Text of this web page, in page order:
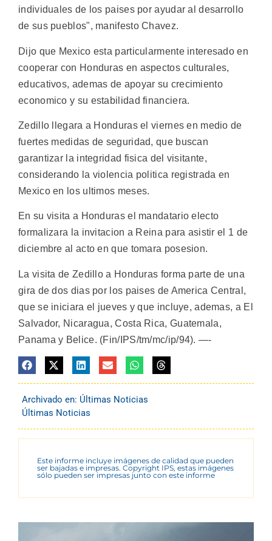
individuales de los paises por ayudar al desarrollo
de sus pueblos", manifesto Chavez.
Dijo que Mexico esta particularmente interesado en
cooperar con Honduras en aspectos culturales,
educativos, ademas de apoyar su crecimiento
economico y su estabilidad financiera.
Zedillo llegara a Honduras el viernes en medio de
fuertes medidas de seguridad, que buscan
garantizar la integridad fisica del visitante,
considerando la violencia politica registrada en
Mexico en los ultimos meses.
En su visita a Honduras el mandatario electo
formalizara la invitacion a Reina para asistir el 1 de
diciembre al acto en que tomara posesion.
La visita de Zedillo a Honduras forma parte de una
gira de dos dias por los paises de America Central,
que se iniciara el jueves y que incluye, ademas, a El
Salvador, Nicaragua, Costa Rica, Guatemala,
Panama y Belice. (Fin/IPS/tm/mc/ip/94). —-
Archivado en: Últimas Noticias
Últimas Noticias
Este informe incluye imágenes de calidad que pueden
ser bajadas e impresas. Copyright IPS, estas imágenes
sólo pueden ser impresas junto con este informe